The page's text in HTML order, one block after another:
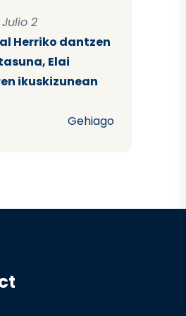
2
Herriko dantzen
Elai
ikuskizunean
Gehiago